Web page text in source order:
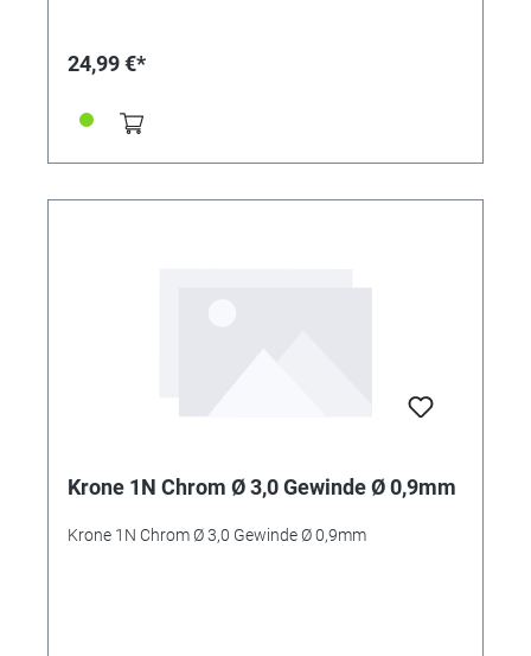
24,99 €*
Krone 1N Chrom Ø 3,0 Gewinde Ø 0,9mm
Krone 1N Chrom Ø 3,0 Gewinde Ø 0,9mm